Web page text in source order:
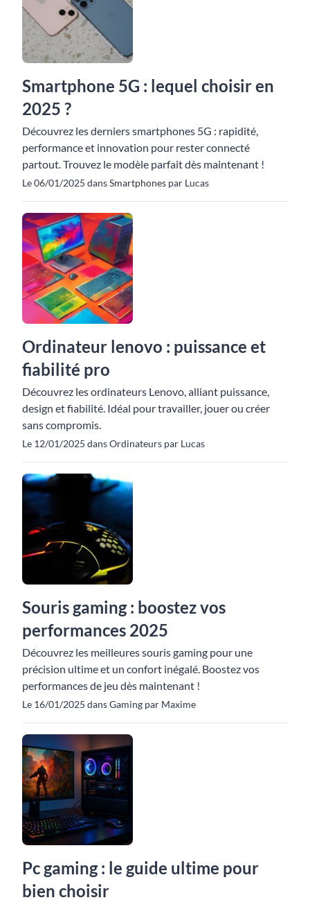
Smartphone 5G : lequel choisir en
2025 ?
Découvrez les derniers smartphones 5G : rapidité,
performance et innovation pour rester connecté
partout. Trouvez le modèle parfait dès maintenant !
Le 06/01/2025 dans Smartphones par Lucas
Ordinateur lenovo : puissance et
fiabilité pro
Découvrez les ordinateurs Lenovo, alliant puissance,
design et fiabilité. Idéal pour travailler, jouer ou créer
sans compromis.
Le 12/01/2025 dans Ordinateurs par Lucas
Souris gaming : boostez vos
performances 2025
Découvrez les meilleures souris gaming pour une
précision ultime et un confort inégalé. Boostez vos
performances de jeu dès maintenant !
Le 16/01/2025 dans Gaming par Maxime
Pc gaming : le guide ultime pour
bien choisir